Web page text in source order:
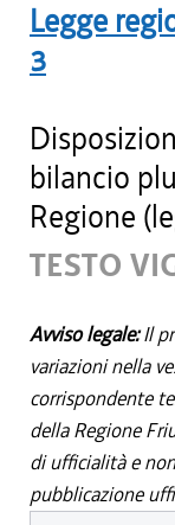
Legge
3
bilancio
Regione
TESTO
Avviso legale:Il
variazioni nella
corrispondente
della Regione
di ufficialità e
pubblicazione